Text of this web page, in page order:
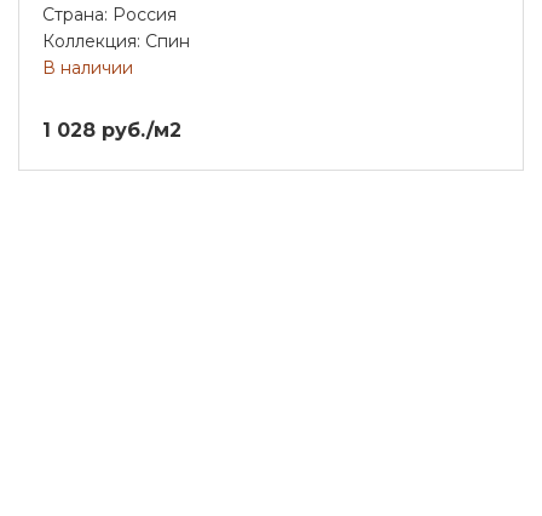
Страна: Россия
Коллекция: Спин
В наличии
1 028 руб./м2